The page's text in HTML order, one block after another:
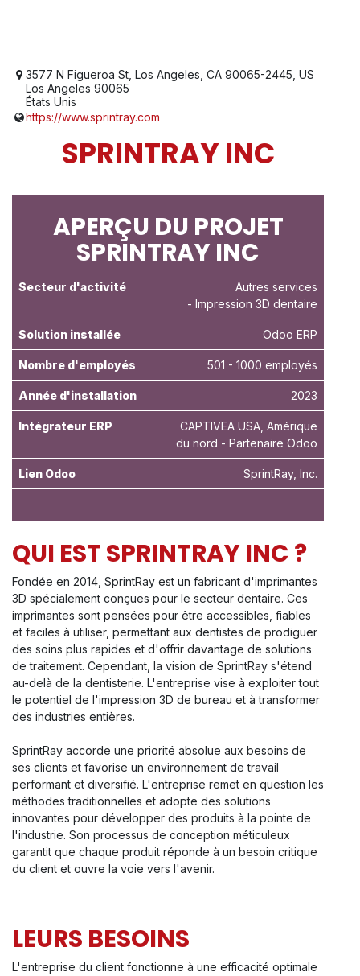
3577 N Figueroa St, Los Angeles, CA 90065-2445, US
Los Angeles 90065
États Unis
https://www.sprintray.com
SPRINTRAY INC
APERÇU DU PROJET
SPRINTRAY INC
Secteur d'activité
Autres services
- Impression 3D dentaire
Solution installée Odoo ERP
Nombre d'employés 501 - 1000 employés
Année d'installation 2023
Intégrateur ERP
CAPTIVEA USA, Amérique
du nord - Partenaire Odoo
Lien Odoo SprintRay, Inc.
QUI EST SPRINTRAY INC ?
Fondée en 2014, SprintRay est un fabricant d'imprimantes
3D spécialement conçues pour le secteur dentaire. Ces
imprimantes sont pensées pour être accessibles, fiables
et faciles à utiliser, permettant aux dentistes de prodiguer
des soins plus rapides et d'offrir davantage de solutions
de traitement. Cependant, la vision de SprintRay s'étend
au-delà de la dentisterie. L'entreprise vise à exploiter tout
le potentiel de l'impression 3D de bureau et à transformer
des industries entières.
SprintRay accorde une priorité absolue aux besoins de
ses clients et favorise un environnement de travail
performant et diversifié. L'entreprise remet en question les
méthodes traditionnelles et adopte des solutions
innovantes pour développer des produits à la pointe de
l'industrie. Son processus de conception méticuleux
garantit que chaque produit réponde à un besoin critique
du client et ouvre la voie vers l'avenir.
LEURS BESOINS
L'entreprise du client fonctionne à une efficacité optimale